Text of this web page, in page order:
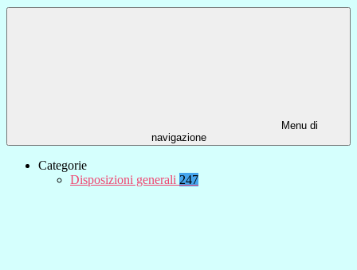
Menu di
navigazione
Categorie
Disposizioni generali 247